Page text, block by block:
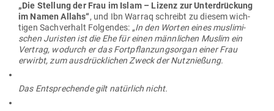
„Die Stellung der Frau im Islam – Lizenz zur Unter­drü­ckung
im Namen Allahs“, und Ibn Warraq schreibt zu diesem wich­
tigen Sach­verhalt Fol­gendes: „In den Worten eines mus­li­mi­
schen Juristen ist die Ehe für einen männ­lichen Muslim ein
Vertrag, wodurch er das Fort­pflan­zungs­organ einer Frau
erwirbt, zum aus­drück­lichen Zweck der Nutznießung.
Das Ent­spre­chende gilt natürlich nicht.